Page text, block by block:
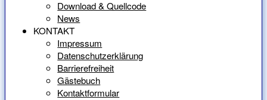
Download & Quellcode
News
KONTAKT
Impressum
Datenschutzerklärung
Barrierefreiheit
Gästebuch
Kontaktformular